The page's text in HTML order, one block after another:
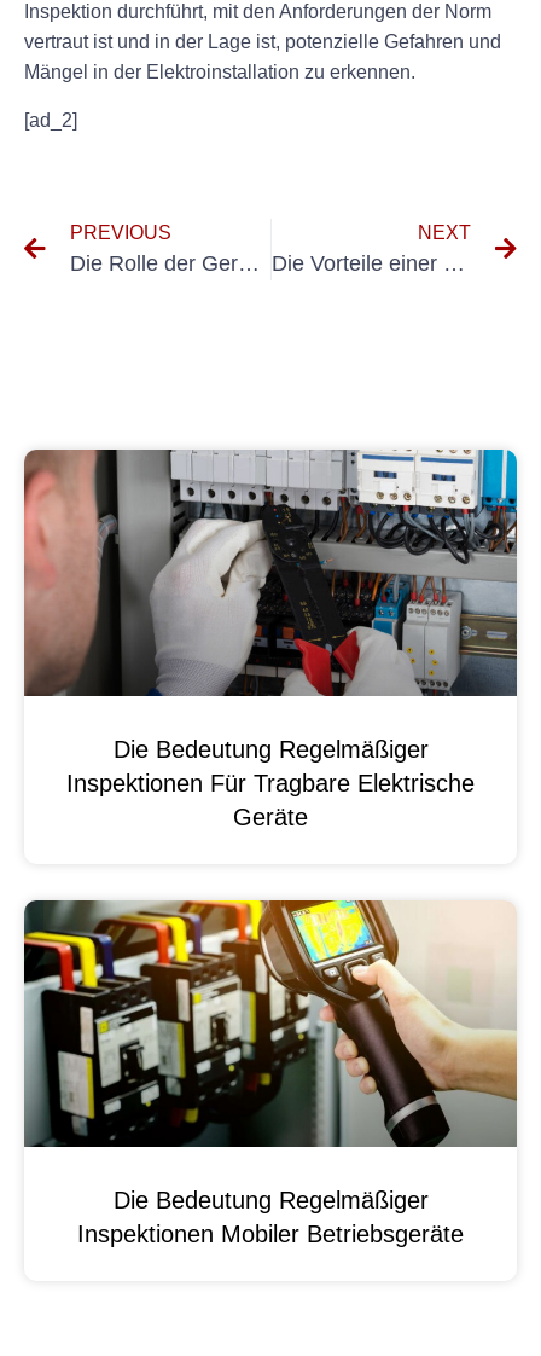
Inspektion durchführt, mit den Anforderungen der Norm
vertraut ist und in der Lage ist, potenzielle Gefahren und
Mängel in der Elektroinstallation zu erkennen.
[ad_2]
PREVIOUS
Die Rolle der Geräteprüfung in der Ausbildung und Vorbereitung von Feuerwehrleuten
NEXT
Die Vorteile einer wiederholten Überprüfung elektrischer Geräte für Ihre Sicherheit und Ihren Geldbeutel
Die Bedeutung Regelmäßiger
Inspektionen Für Tragbare Elektrische
Geräte
Die Bedeutung Regelmäßiger
Inspektionen Mobiler Betriebsgeräte